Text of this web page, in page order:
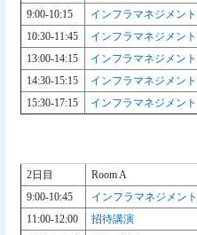
9:00-10:15
インフラマネジメン
10:30-11:45
インフラマネジメン
13:00-14:15
インフラマネジメン
14:30-15:15
インフラマネジメン
15:30-17:15
インフラマネジメン
2日目
Room A
9:00-10:45
インフラマネジメン
11:00-12:00
招待講演